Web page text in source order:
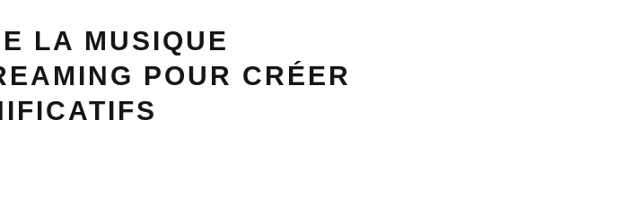
LA MUSIQUE
POUR CRÉER